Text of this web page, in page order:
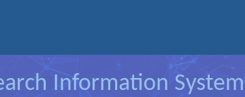
Information System